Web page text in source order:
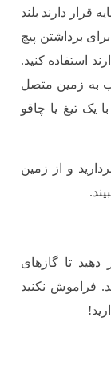
قرار دارند بلند
برداشتن پیچ
استفاده کنید.
به زمین متصل
یک تیغ یا چاقو
و از زمین
تا گازهای
فراموش نکنید